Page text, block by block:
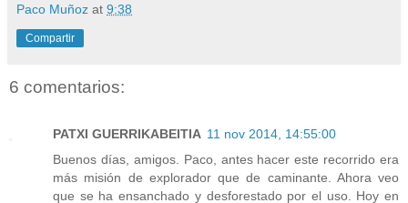
Paco Muñoz at 9:38
Compartir
6 comentarios:
PATXI GUERRIKABEITIA 11 nov 2014, 14:55:00
Buenos días, amigos. Paco, antes hacer este recorrido era
más misión de explorador que de caminante. Ahora veo
que se ha ensanchado y desforestado por el uso. Hoy en